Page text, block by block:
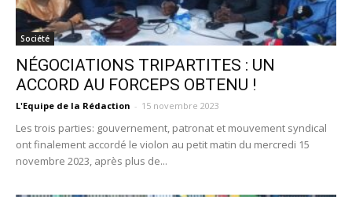
Société
NÉGOCIATIONS TRIPARTITES : UN
ACCORD AU FORCEPS OBTENU !
L'Equipe de la Rédaction - 15 novembre 2023
Les trois parties: gouvernement, patronat et mouvement syndical
ont finalement accordé le violon au petit matin du mercredi 15
novembre 2023, après plus de...